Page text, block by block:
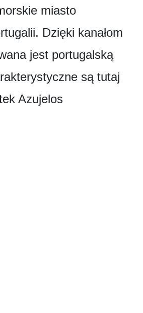
miasto
Dzięki kanałom
jest portugalską
są tutaj
Azujelos